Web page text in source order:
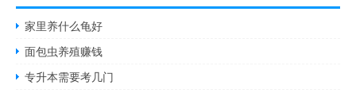
家里养什么龟好
面包虫养殖赚钱
专升本需要考几门